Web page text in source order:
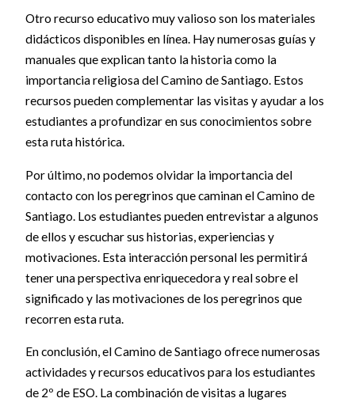
Otro recurso educativo muy valioso son los materiales
didácticos disponibles en línea. Hay numerosas guías y
manuales que explican tanto la historia como la
importancia religiosa del Camino de Santiago. Estos
recursos pueden complementar las visitas y ayudar a los
estudiantes a profundizar en sus conocimientos sobre
esta ruta histórica.
Por último, no podemos olvidar la importancia del
contacto con los peregrinos que caminan el Camino de
Santiago. Los estudiantes pueden entrevistar a algunos
de ellos y escuchar sus historias, experiencias y
motivaciones. Esta interacción personal les permitirá
tener una perspectiva enriquecedora y real sobre el
significado y las motivaciones de los peregrinos que
recorren esta ruta.
En conclusión, el Camino de Santiago ofrece numerosas
actividades y recursos educativos para los estudiantes
de 2º de ESO. La combinación de visitas a lugares